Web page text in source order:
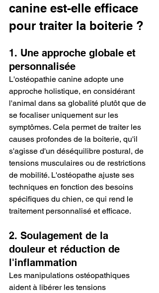
canine est-elle efficace
pour traiter la boiterie ?
1. Une approche globale et
personnalisée
L'ostéopathie canine adopte une
approche holistique, en considérant
l'animal dans sa globalité plutôt que de
se focaliser uniquement sur les
symptômes. Cela permet de traiter les
causes profondes de la boiterie, qu'il
s'agisse d'un déséquilibre postural, de
tensions musculaires ou de restrictions
de mobilité. L'ostéopathe ajuste ses
techniques en fonction des besoins
spécifiques du chien, ce qui rend le
traitement personnalisé et efficace.
2. Soulagement de la
douleur et réduction de
l'inflammation
Les manipulations ostéopathiques
aident à libérer les tensions